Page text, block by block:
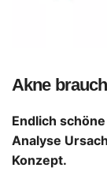
Akne
Endlich
Analyse
Konzept.